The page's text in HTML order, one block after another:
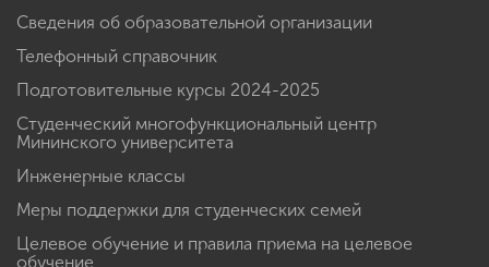
Сведения об образовательной организации
Телефонный справочник
Подготовительные курсы 2024-2025
Студенческий многофункциональный центр
Мининского университета
Инженерные классы
Меры поддержки для студенческих семей
Целевое обучение и правила приема на целевое
обучение